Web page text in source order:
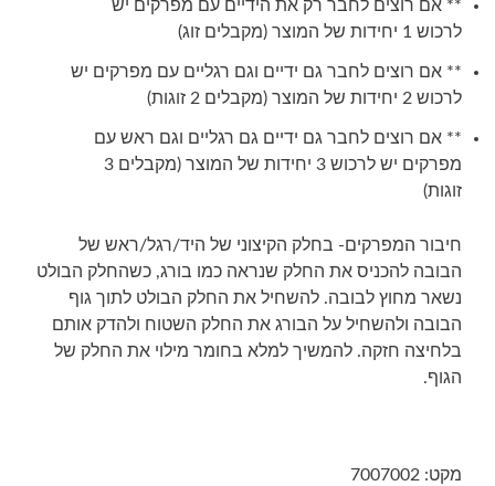
** אם רוצים לחבר רק את הידיים עם מפרקים יש
לרכוש 1 יחידות של המוצר (מקבלים זוג)
** אם רוצים לחבר גם ידיים וגם רגליים עם מפרקים יש
לרכוש 2 יחידות של המוצר (מקבלים 2 זוגות)
** אם רוצים לחבר גם ידיים גם רגליים וגם ראש עם
מפרקים יש לרכוש 3 יחידות של המוצר (מקבלים 3
זוגות)
חיבור המפרקים- בחלק הקיצוני של היד/רגל/ראש של
הבובה להכניס את החלק שנראה כמו בורג, כשהחלק הבולט
נשאר מחוץ לבובה. להשחיל את החלק הבולט לתוך גוף
הבובה ולהשחיל על הבורג את החלק השטוח ולהדק אותם
בלחיצה חזקה. להמשיך למלא בחומר מילוי את החלק של
הגוף.
מקט: 7007002